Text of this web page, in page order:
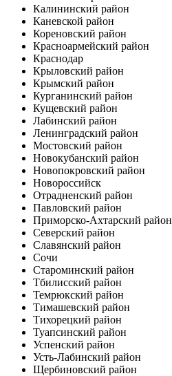
Калининский район
Каневской район
Кореновский район
Красноармейский район
Краснодар
Крыловский район
Крымский район
Курганинский район
Кущевский район
Лабинский район
Ленинградский район
Мостовский район
Новокубанский район
Новопокровский район
Новороссийск
Отрадненский район
Павловский район
Приморско-Ахтарский район
Северский район
Славянский район
Сочи
Староминский район
Тбилисский район
Темрюкский район
Тимашевский район
Тихорецкий район
Туапсинский район
Успенский район
Усть-Лабинский район
Щербиновский район